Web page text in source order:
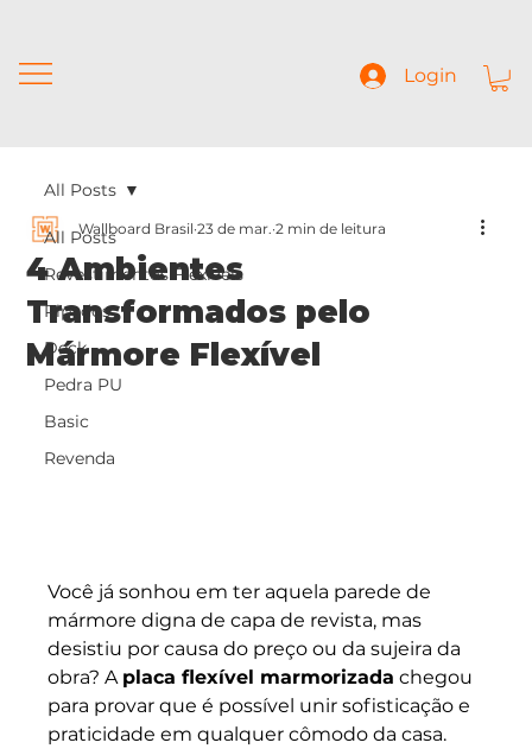
Login
All Posts
Revestimentos Flexíveis
Ripados
Deck
Pedra PU
Basic
Revenda
All Posts
4 Ambientes
Transformados pelo
Mármore Flexível
Wallboard Brasil 23 de mar. 2 min de leitura
Você já sonhou em ter aquela parede de
mármore digna de capa de revista, mas
desistiu por causa do preço ou da sujeira da
obra? A placa flexível marmorizada chegou
para provar que é possível unir sofisticação e
praticidade em qualquer cômodo da casa.